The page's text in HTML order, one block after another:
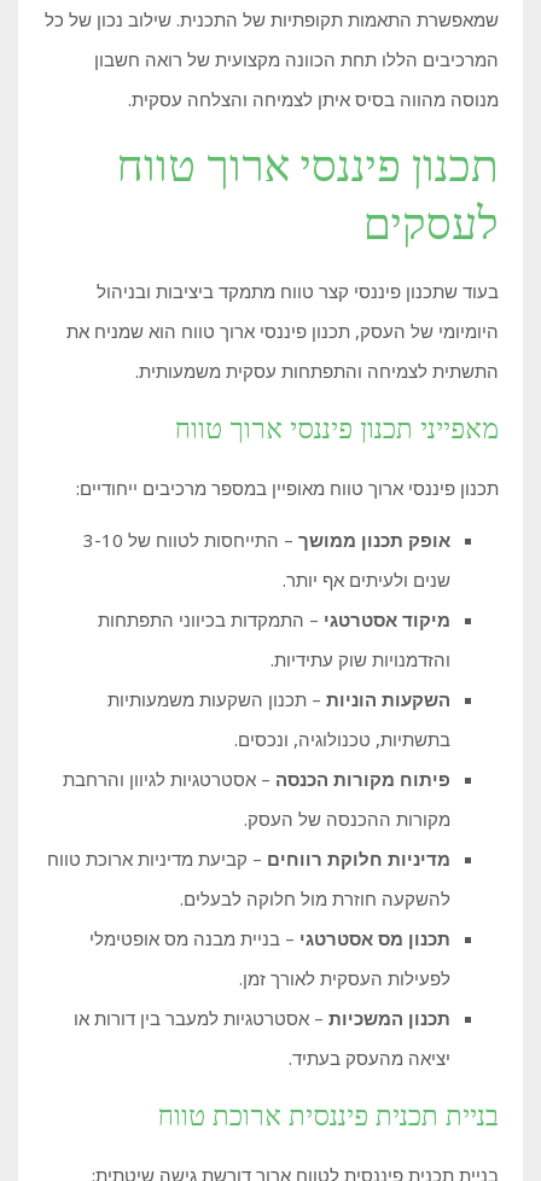
שמאפשרת התאמות תקופתיות של התכנית. שילוב נכון של כל
המרכיבים הללו תחת הכוונה מקצועית של רואה חשבון
מנוסה מהווה בסיס איתן לצמיחה והצלחה עסקית.
תכנון פיננסי ארוך טווח
לעסקים
בעוד שתכנון פיננסי קצר טווח מתמקד ביציבות ובניהול
היומיומי של העסק, תכנון פיננסי ארוך טווח הוא שמניח את
התשתית לצמיחה והתפתחות עסקית משמעותית.
מאפייני תכנון פיננסי ארוך טווח
תכנון פיננסי ארוך טווח מאופיין במספר מרכיבים ייחודיים:
אופק תכנון ממושך
– התייחסות לטווח של 3-10
שנים ולעיתים אף יותר.
מיקוד אסטרטגי – התמקדות בכיווני התפתחות
והזדמנויות שוק עתידיות.
השקעות הוניות – תכנון השקעות משמעותיות
בתשתיות, טכנולוגיה, ונכסים.
פיתוח מקורות הכנסה – אסטרטגיות לגיוון והרחבת
מקורות ההכנסה של העסק.
מדיניות חלוקת רווחים – קביעת מדיניות ארוכת טווח
להשקעה חוזרת מול חלוקה לבעלים.
תכנון מס אסטרטגי – בניית מבנה מס אופטימלי
לפעילות העסקית לאורך זמן.
תכנון המשכיות – אסטרטגיות למעבר בין דורות או
יציאה מהעסק בעתיד.
בניית תכנית פיננסית ארוכת טווח
בניית תכנית פיננסית לטווח ארוך דורשת גישה שיטתית: